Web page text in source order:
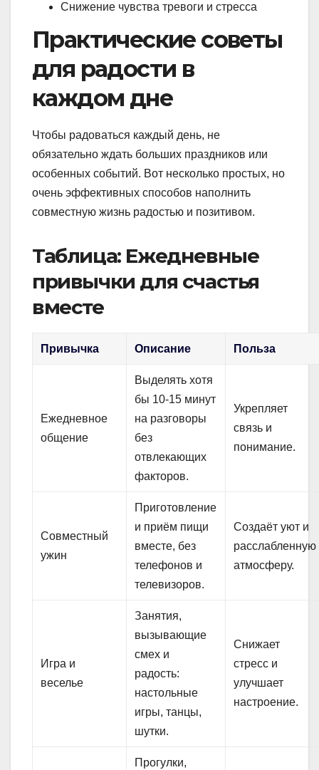
Снижение чувства тревоги и стресса
Практические советы
для радости в
каждом дне
Чтобы радоваться каждый день, не
обязательно ждать больших праздников или
особенных событий. Вот несколько простых, но
очень эффективных способов наполнить
совместную жизнь радостью и позитивом.
Таблица: Ежедневные
привычки для счастья
вместе
Привычка Описание Польза
Ежедневное
общение
Выделять хотя
бы 10-15 минут
на разговоры
без
отвлекающих
факторов.
Укрепляет
связь и
понимание.
Совместный
ужин
Приготовление
и приём пищи
вместе, без
телефонов и
телевизоров.
Создаёт уют и
расслабленную
атмосферу.
Игра и
веселье
Занятия,
вызывающие
смех и
радость:
настольные
игры, танцы,
шутки.
Снижает
стресс и
улучшает
настроение.
Прогулки,